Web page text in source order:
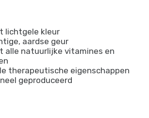
lichtgele kleur
aardse geur
alle natuurlijke vitamines en
therapeutische eigenschappen
geproduceerd